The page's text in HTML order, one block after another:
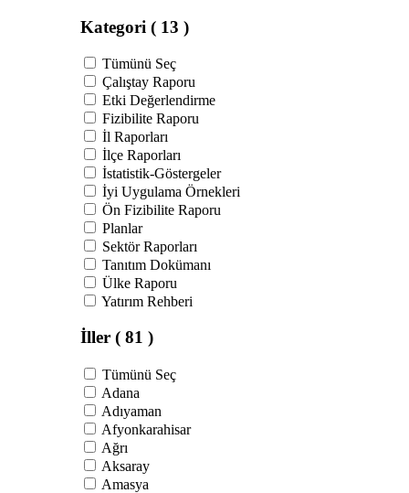
Kategori ( 13 )
Tümünü Seç
Çalıştay Raporu
Etki Değerlendirme
Fizibilite Raporu
İl Raporları
İlçe Raporları
İstatistik-Göstergeler
İyi Uygulama Örnekleri
Ön Fizibilite Raporu
Planlar
Sektör Raporları
Tanıtım Dokümanı
Ülke Raporu
Yatırım Rehberi
İller ( 81 )
Tümünü Seç
Adana
Adıyaman
Afyonkarahisar
Ağrı
Aksaray
Amasya